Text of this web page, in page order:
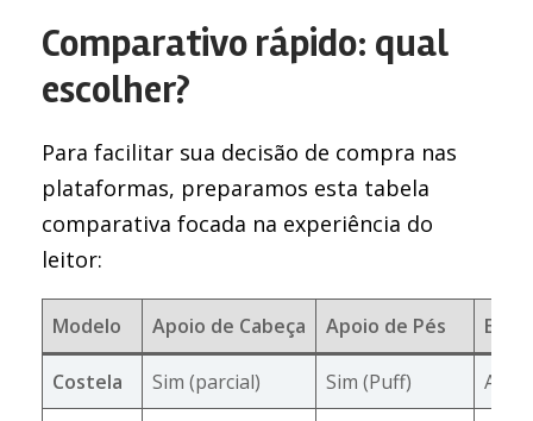
Comparativo rápido: qual
escolher?
Para facilitar sua decisão de compra nas
plataformas, preparamos esta tabela
comparativa focada na experiência do
leitor:
Modelo Apoio de Cabeça Apoio de Pés
Costela Sim (parcial) Sim (Puff) Alto